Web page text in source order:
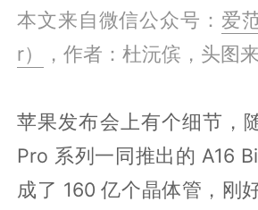
本文来自微信公众号： 爱
r）
，作者：杜沅傧，头图
苹果发布会上有个细节，
Pro 系列一同推出的 A16
成了 160 亿个晶体管，刚